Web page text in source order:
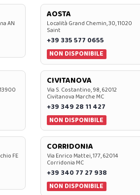
AN
AOSTA
Località Grand Chemin, 30, 11020
Saint
+39 335 577 0655
NON DISPONIBILE
CIVITANOVA
Via S. Costantino, 98, 62012
Civitanova Marche MC
+39 349 28 11 427
NON DISPONIBILE
FE
CORRIDONIA
Via Enrico Mattei, 177, 62014
Corridonia MC
+39 340 77 27 938
NON DISPONIBILE